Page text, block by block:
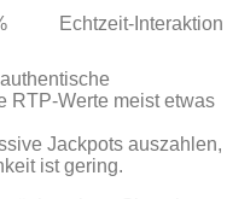
Echtzeit‑Interaktion
RTP‑Werte meist etwas
Jackpots auszahlen,
ist gering.